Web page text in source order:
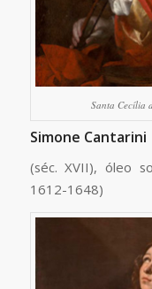
Santa Cecília
Simone Cantarini
(séc. XVII), óleo
1612-1648)